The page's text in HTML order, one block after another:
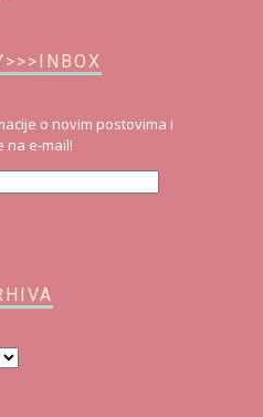
o novim postovima i
na e-mail!